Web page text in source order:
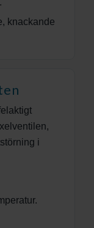
knackande
i